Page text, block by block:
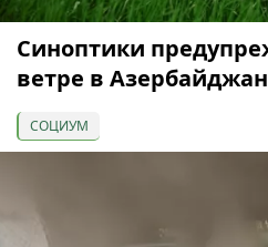
Синоптики
ветре в
СОЦИУМ